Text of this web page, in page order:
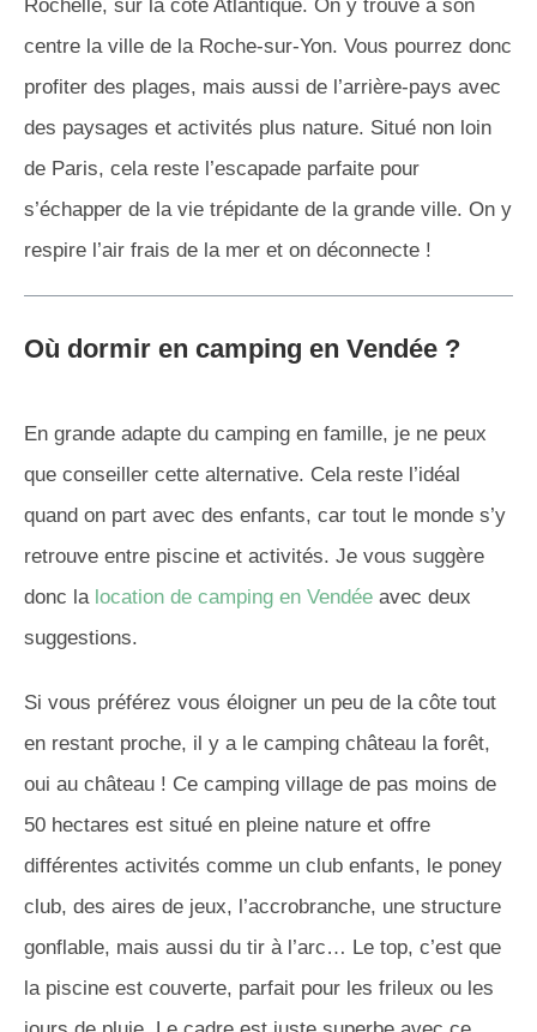
Rochelle, sur la côte Atlantique. On y trouve à son
centre la ville de la Roche-sur-Yon. Vous pourrez donc
profiter des plages, mais aussi de l’arrière-pays avec
des paysages et activités plus nature. Situé non loin
de Paris, cela reste l’escapade parfaite pour
s’échapper de la vie trépidante de la grande ville. On y
respire l’air frais de la mer et on déconnecte !
Où dormir en camping en Vendée ?
En grande adapte du camping en famille, je ne peux
que conseiller cette alternative. Cela reste l’idéal
quand on part avec des enfants, car tout le monde s’y
retrouve entre piscine et activités. Je vous suggère
donc la location de camping en Vendée avec deux
suggestions.
Si vous préférez vous éloigner un peu de la côte tout
en restant proche, il y a le camping château la forêt,
oui au château ! Ce camping village de pas moins de
50 hectares est situé en pleine nature et offre
différentes activités comme un club enfants, le poney
club, des aires de jeux, l’accrobranche, une structure
gonflable, mais aussi du tir à l’arc… Le top, c’est que
la piscine est couverte, parfait pour les frileux ou les